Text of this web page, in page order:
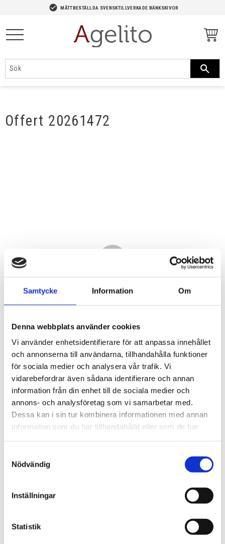
Samtycke Information Om
Denna webbplats använder cookies
Vi använder enhetsidentifierare för att anpassa innehållet
och annonserna till användarna, tillhandahålla funktioner
för sociala medier och analysera vår trafik. Vi
vidarebefordrar även sådana identifierare och annan
information från din enhet till de sociala medier och
annons- och analysföretag som vi samarbetar med.
Dessa kan i sin tur kombinera informationen med annan
information som du har tillhandahållit eller som de har
Nödvändig
Inställningar
Statistik
check_circle MÅTTBESTÄLLDA SVENSKTILLVERKADE BÄNKSKIVOR
Offert 20261472
15 370,00KR
Antal
Lagervara
Artikelnr
20261472